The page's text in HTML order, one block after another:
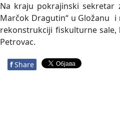
Na kraju pokrajinski
Marčok Dragutin“ u Gložanu
rekonstrukciji fiskulturne
Petrovac.
f Share